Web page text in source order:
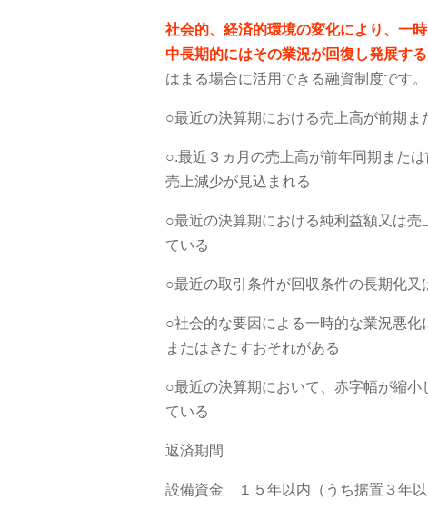
社会的、経済的環境の変化により、一
中長期的にはその業況が回復し発展す
はまる場合に活用できる融資制度です。
○最近の決算期における売上高が前期
○.最近３ヵ月の売上高が前年同期また
売上減少が見込まれる
○最近の決算期における純利益額又は
ている
○最近の取引条件が回収条件の長期化
○社会的な要因による一時的な業況悪
またはきたすおそれがある
○最近の決算期において、赤字幅が縮
ている
返済期間
設備資金 １５年以内（うち据置３年以